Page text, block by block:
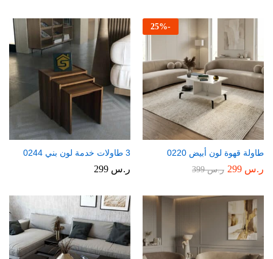
-
25%
طاولة قهوة لون أبيض 0220
ر.س ر.س399
3 طاولات خدمة لون بني 0244
ر.س